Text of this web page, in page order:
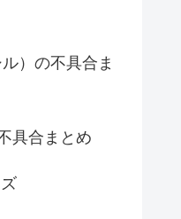
）の不具合ま
具合まとめ